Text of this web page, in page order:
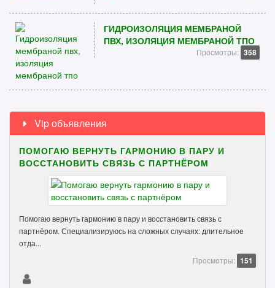
ГИДРОИЗОЛЯЦИЯ МЕМБРАНОЙ
ПВХ, ИЗОЛЯЦИЯ МЕМБРАНОЙ ТПО
Просмотры: 358
Vip объявления
ПОМОГАЮ ВЕРНУТЬ ГАРМОНИЮ В ПАРУ И
ВОССТАНОВИТЬ СВЯЗЬ С ПАРТНЁРОМ
Помогаю вернуть гармонию в пару и восстановить связь с
партнёром. Специализируюсь на сложных случаях: длительное
отда...
Просмотры: 151